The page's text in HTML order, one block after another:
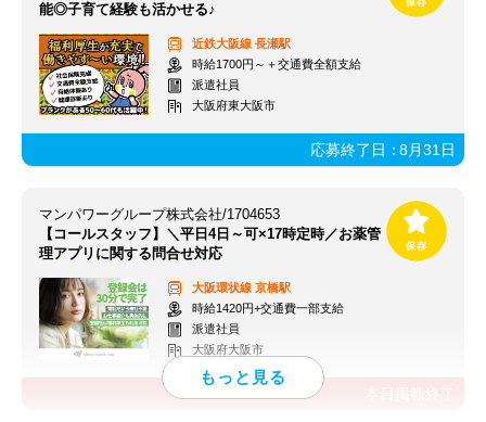
能◎子育て経験も活かせる♪
近鉄大阪線 長瀬駅
時給1700円～＋交通費全額支給
派遣社員
大阪府東大阪市
応募終了日：8月31日
マンパワーグループ株式会社/1704653
【コールスタッフ】＼平日4日～可×17時定時／お薬管
理アプリに関する問合せ対応
大阪環状線 京橋駅
時給1420円+交通費一部支給
派遣社員
大阪府大阪市